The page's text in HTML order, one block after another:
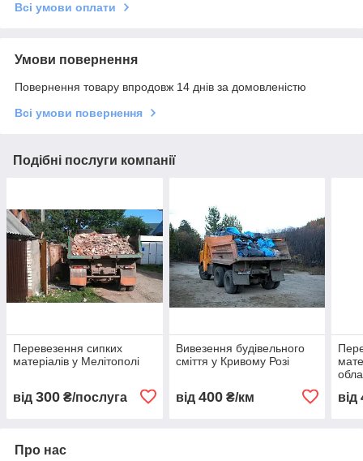
Всі умови оплати
Умови повернення
Повернення товару впродовж 14 днів за домовленістю
Всі умови повернення
Подібні послуги компанії
Перевезення сипких
матеріалів у Мелітополі
від 300 ₴/послуга
Вивезення будівельного
сміття у Кривому Розі
від 400₴/км від
Про нас